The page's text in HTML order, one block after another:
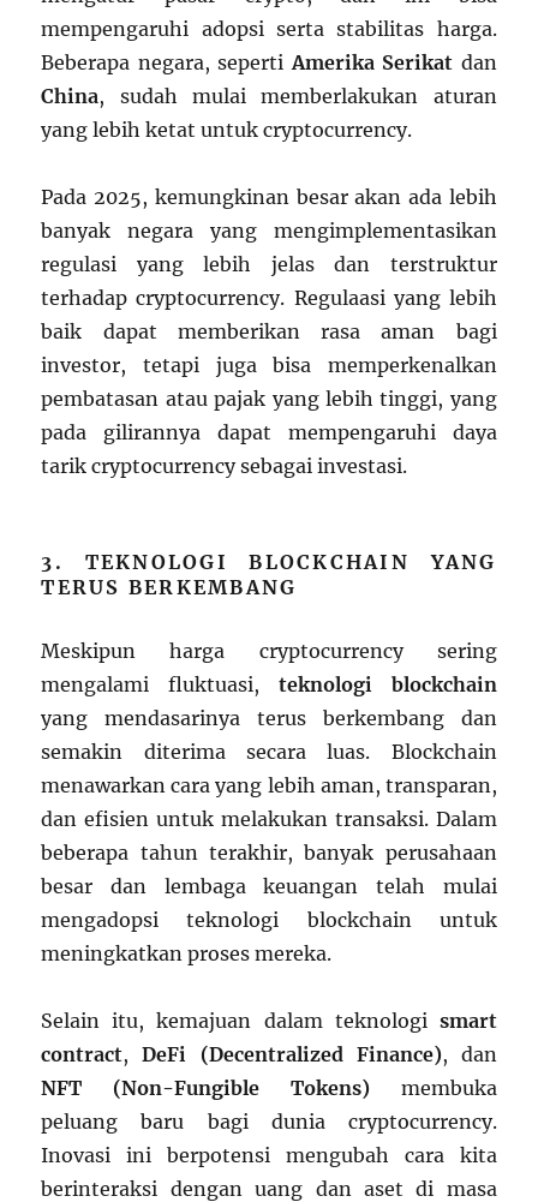
mempengaruhi adopsi serta stabilitas harga.
Beberapa negara, seperti Amerika Serikat dan
China, sudah mulai memberlakukan aturan
yang lebih ketat untuk cryptocurrency.
Pada 2025, kemungkinan besar akan ada lebih
banyak negara yang mengimplementasikan
regulasi yang lebih jelas dan terstruktur
terhadap cryptocurrency. Regulaasi yang lebih
baik dapat memberikan rasa aman bagi
investor, tetapi juga bisa memperkenalkan
pembatasan atau pajak yang lebih tinggi, yang
pada gilirannya dapat mempengaruhi daya
tarik cryptocurrency sebagai investasi.
3. TEKNOLOGI BLOCKCHAIN YANG
TERUS BERKEMBANG
Meskipun harga cryptocurrency sering
mengalami fluktuasi, teknologi blockchain
yang mendasarinya terus berkembang dan
semakin diterima secara luas. Blockchain
menawarkan cara yang lebih aman, transparan,
dan efisien untuk melakukan transaksi. Dalam
beberapa tahun terakhir, banyak perusahaan
besar dan lembaga keuangan telah mulai
mengadopsi teknologi blockchain untuk
meningkatkan proses mereka.
Selain itu, kemajuan dalam teknologi smart
contract,DeFi (Decentralized Finance), dan
NFT (Non-Fungible Tokens)membuka
peluang baru bagi dunia cryptocurrency.
Inovasi ini berpotensi mengubah cara kita
berinteraksi dengan uang dan aset di masa